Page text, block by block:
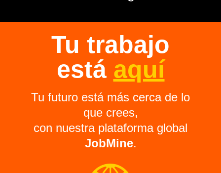
Tu trabajo
está aquí
Tu futuro está más cerca de lo
que crees,
con nuestra plataforma global
JobMine.